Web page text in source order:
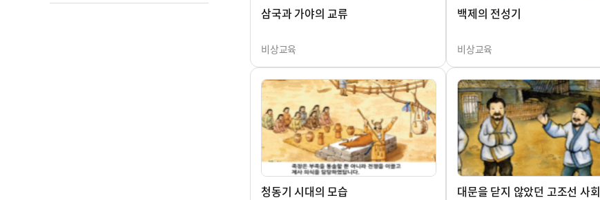
삼국과 가야의 교류
비상교육
백제의 전성기
비상교육
청동기 시대의 모습 대문을 닫지 않았던 고조선 사회